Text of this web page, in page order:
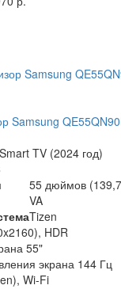
Samsung
TV (2024 год)
55 дюймов
VA
Tizen
HDR
55"
экрана 144 Гц
Wi-Fi